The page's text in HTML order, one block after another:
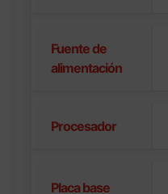
Fuente de
alimentación
Procesador
Placa base